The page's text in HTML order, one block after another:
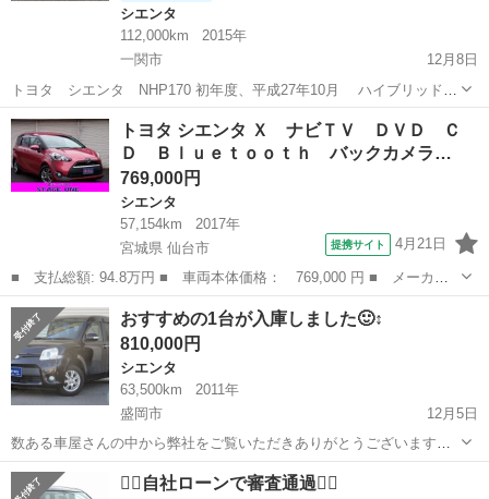
シエンタ
112,000km
2015年
一関市
12月8日
トヨタ シエンタ NHP170 初年度、平成27年10月 ハイブリッド
7人乗り 走行距離112.000k(乗るので多少増えます) 車検12月8日までな
ので、明日車検整備お願いしに行きますので、 車検2年付きになりま
す。 ...
岩手 一関市 シエンタ ハイブリッド
トヨタ シエンタ Ｘ ナビＴＶ ＤＶＤ Ｃ
Ｄ Ｂｌｕｅｔｏｏｔｈ バックカメラ…
769,000円
シエンタ
57,154km
2017年
宮城県 仙台市
提携サイト 4月21日
■ 支払総額: 94.8万円 ■ 車両本体価格： 769,000 円 ■ メーカー
名： トヨタ ■ 車種名： シエンタ ■ グレード名： Ｘ ナビＴ
Ｖ ＤＶＤ ＣＤ Ｂｌｕｅｔｏｏｔｈ バックカメラ パワースラ
イドドア ア...
宮城 仙台市 シエンタ
おすすめの1台が入庫しました🙂‍↕️
810,000円
シエンタ
63,500km
2011年
盛岡市
12月5日
数ある車屋さんの中から弊社をご覧いただきありがとうございます！
オトロン盛岡店と申します(^^♪🥳 東北3店舗目、オトロン最北端のお店
岩手 盛岡市 シエンタ 車両
❤️‍🔥自社ローンで審査通過❤️‍🔥